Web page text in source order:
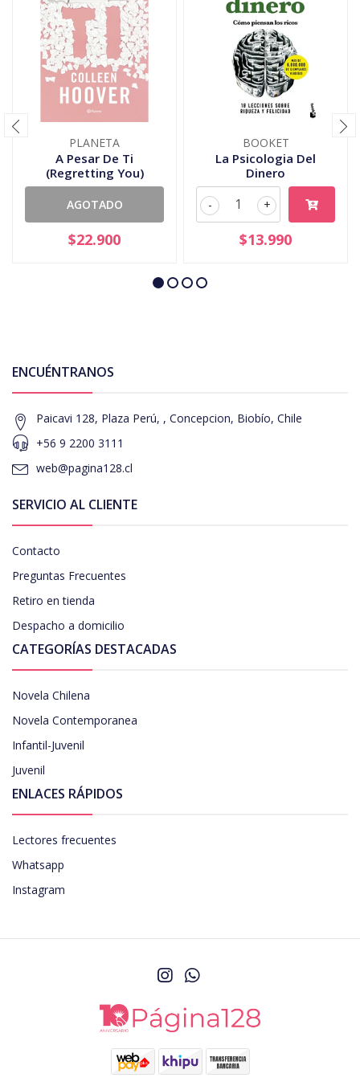
PLANETA
A Pesar De Ti
(Regretting You)
AGOTADO
$22.900
BOOKET
La Psicologia Del
Dinero
+
-
$13.990
ENCUÉNTRANOS
Paicavi 128, Plaza Perú, , Concepcion, Biobío, Chile
+56 9 2200 3111
web@pagina128.cl
SERVICIO AL CLIENTE
Contacto
Preguntas Frecuentes
Retiro en tienda
Despacho a domicilio
CATEGORÍAS DESTACADAS
Novela Chilena
Novela Contemporanea
Infantil-Juvenil
Juvenil
ENLACES RÁPIDOS
Lectores frecuentes
Whatsapp
Instagram